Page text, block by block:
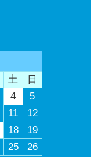
土 日
4
5
11
12
18
19
25
26